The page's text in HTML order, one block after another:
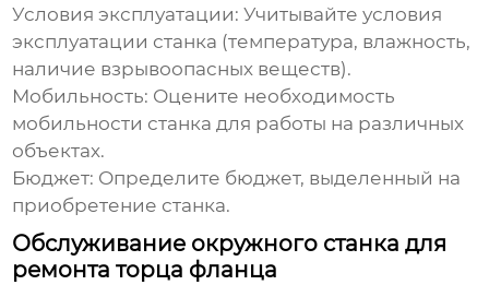
Условия эксплуатации: Учитывайте условия
эксплуатации станка (температура, влажность,
наличие взрывоопасных веществ).
Мобильность: Оцените необходимость
мобильности станка для работы на различных
объектах.
Бюджет: Определите бюджет, выделенный на
приобретение станка.
Обслуживание окружного станка для
ремонта торца фланца